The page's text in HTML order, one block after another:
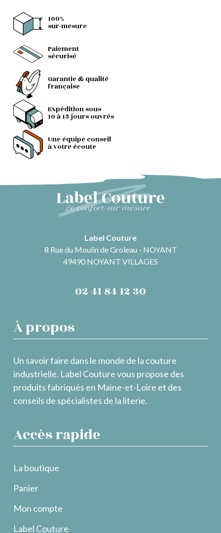
100%
sur-mesure
Paiement
sécurisé
Garantie & qualité
française
Expédition sous
10 à 15 jours ouvrés
Une équipe conseil
à votre écoute
Label Couture
8 Rue du Moulin de Groleau - NOYANT
49490 NOYANT VILLAGES
02 41 84 12 30
À propos
Un savoir faire dans le monde de la couture
industrielle. Label Couture vous propose des
produits fabriqués en Maine-et-Loire et des
conseils de spécialistes de la literie.
Accès rapide
La boutique
Panier
Mon compte
Label Couture